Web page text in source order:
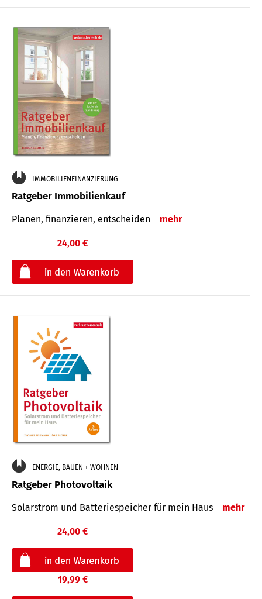
IMMOBILIENFINANZIERUNG
Ratgeber Immobilienkauf
Planen, finanzieren, entscheiden mehr
24,00 €
ENERGIE, BAUEN + WOHNEN
Ratgeber Photovoltaik
Solarstrom und Batteriespeicher für mein Haus mehr
24,00 €
19,99 €